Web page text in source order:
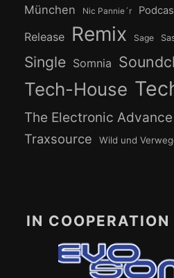
München Nic Pannie´r
Release Remix Sage
Single Somnia
Tech-House
The Electronic Advance
Traxsource Wild und
IN